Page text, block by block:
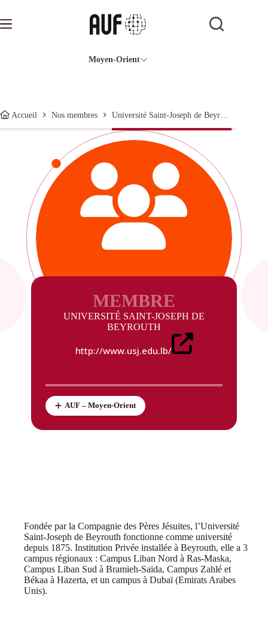
contenu
Moyen-Orient
Accueil Nos membres
MEMBRE
UNIVERSITÉ SAINT-JOSEPH DE
BEYROUTH
http://www.usj.edu.lb/
AUF – Moyen-Orient
Fondée par la Compagnie des Pères Jésuites, l’Université
Saint-Joseph de Beyrouth fonctionne comme université
depuis 1875. Institution Privée installée à Beyrouth, elle a 3
campus régionaux : Campus Liban Nord à Ras-Maska,
Campus Liban Sud à Bramieh-Saïda, Campus Zahlé et
Békaa à Hazerta, et un campus à Dubaï (Emirats Arabes
Unis).